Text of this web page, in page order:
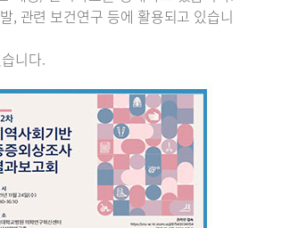
, 관련 보건연구 등에 활용되고 있습니
니다.